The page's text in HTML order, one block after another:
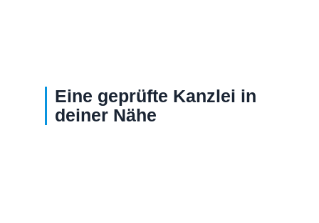
Eine geprüfte Kanzlei in
deiner Nähe